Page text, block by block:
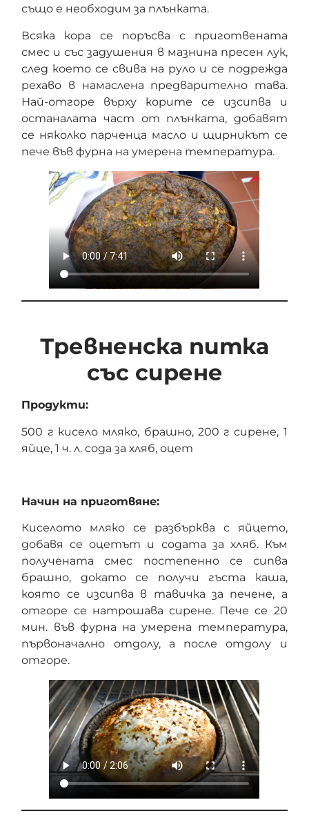
също е необходим за плънката.
Всяка кора се поръсва с приготвената
смес и със задушения в мазнина пресен лук,
след което се свива на руло и се подрежда
рехаво в намаслена предварително тава.
Най-отгоре върху корите се изсипва и
останалата част от плънката, добавят
се няколко парченца масло и щирникът се
пече във фурна на умерена температура.
Тревненска питка
със сирене
Продукти:
500 г кисело мляко, брашно, 200 г сирене, 1
яйце, 1 ч. л. сода за хляб, оцет
Начин на приготвяне:
Киселото мляко се разбърква с яйцето,
добавя се оцетът и содата за хляб. Към
получената смес постепенно се сипва
брашно, докато се получи гъста каша,
която се изсипва в тавичка за печене, а
отгоре се натрошава сирене. Пече се 20
мин. във фурна на умерена температура,
първоначално отдолу, а после отдолу и
отгоре.